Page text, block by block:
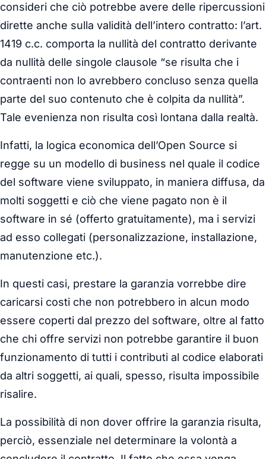
consideri che ciò potrebbe avere delle ripercussioni
dirette anche sulla validità dell’intero contratto: l’art.
1419 c.c. comporta la nullità del contratto derivante
da nullità delle singole clausole “se risulta che i
contraenti non lo avrebbero concluso senza quella
parte del suo contenuto che è colpita da nullità”.
Tale evenienza non risulta così lontana dalla realtà.
Infatti, la logica economica dell’Open Source si
regge su un modello di business nel quale il codice
del software viene sviluppato, in maniera diffusa, da
molti soggetti e ciò che viene pagato non è il
software in sé (offerto gratuitamente), ma i servizi
ad esso collegati (personalizzazione, installazione,
manutenzione etc.).
In questi casi, prestare la garanzia vorrebbe dire
caricarsi costi che non potrebbero in alcun modo
essere coperti dal prezzo del software, oltre al fatto
che chi offre servizi non potrebbe garantire il buon
funzionamento di tutti i contributi al codice elaborati
da altri soggetti, ai quali, spesso, risulta impossibile
risalire.
La possibilità di non dover offrire la garanzia risulta,
perciò, essenziale nel determinare la volontà a